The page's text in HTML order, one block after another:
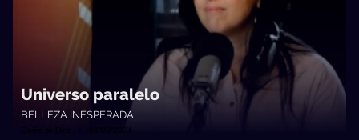
Universo paralelo
BELLEZA INESPERADA
Quién te Dice • 04/09/2024